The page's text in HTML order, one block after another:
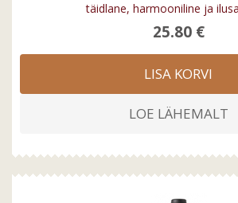
täidlane, harmooniline ja
25.80 €
LISA KORVI
LOE LÄHEMALT